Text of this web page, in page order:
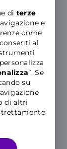
di terze
e
come
al
”. Se
su
di altri